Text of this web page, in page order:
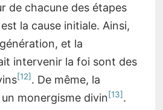
de chacune des étapes
la cause initiale. Ainsi,
et la
intervenir la foi sont des
[12]. De même, la
monergisme divin[13].